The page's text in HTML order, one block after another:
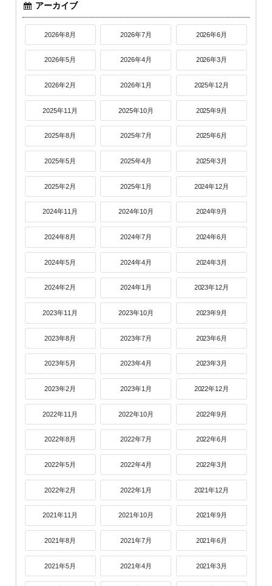
アーカイブ
2026年8月 2026年7月 2026年6月
2026年5月 2026年4月 2026年3月
2026年2月 2026年1月 2025年12月
2025年11月 2025年10月 2025年9月
2025年8月 2025年7月 2025年6月
2025年5月 2025年4月 2025年3月
2025年2月 2025年1月 2024年12月
2024年11月 2024年10月 2024年9月
2024年8月 2024年7月 2024年6月
2024年5月 2024年4月 2024年3月
2024年2月 2024年1月 2023年12月
2023年11月 2023年10月 2023年9月
2023年8月 2023年7月 2023年6月
2023年5月 2023年4月 2023年3月
2023年2月 2023年1月 2022年12月
2022年11月 2022年10月 2022年9月
2022年8月 2022年7月 2022年6月
2022年5月 2022年4月 2022年3月
2022年2月 2022年1月 2021年12月
2021年11月 2021年10月 2021年9月
2021年8月 2021年7月 2021年6月
2021年5月 2021年4月 2021年3月